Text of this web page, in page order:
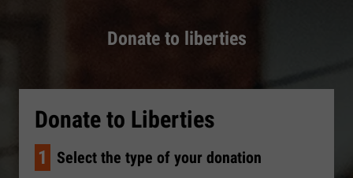
Donate to liberties
Donate to Liberties
1 Select the type of your donation